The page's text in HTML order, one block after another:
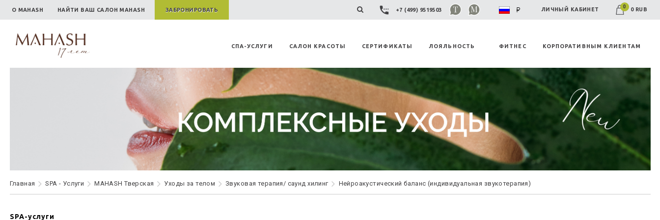
О MAHASH НАЙТИ ВАШ САЛОН MAHASH ЗАБРОНИРОВАТЬ +7 (499) 9519503 ЛИЧНЫЙ КАБИНЕТ 0 0 RUB
СПА-УСЛУГИ САЛОН КРАСОТЫ СЕРТИФИКАТЫ ЛОЯЛЬНОСТЬ ФИТНЕС КОРПОРАТИВНЫМ КЛИЕНТАМ
Главная SPA - Услуги MAHASH Тверская Уходы за телом Звуковая терапия/ саунд хилинг Нейроакустический баланс (индивидуальная звукотерапия)
SPA-услуги